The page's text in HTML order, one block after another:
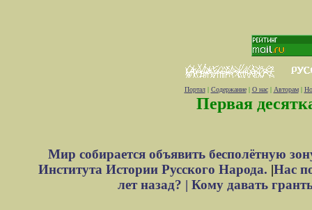
Портал| Содержание| О нас| Авторам|
Первая
Мир собирается объявить бесполётную
Института Истории Русского Народа. |Нас
лет назад? | Кому давать